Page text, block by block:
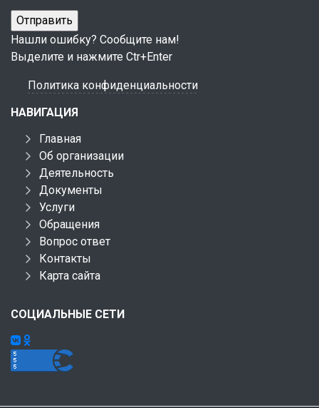
Нашли ошибку? Сообщите нам!
Выделите и нажмите Ctr+Enter
Политика конфиденциальности
НАВИГАЦИЯ
Главная
Об организации
Деятельность
Документы
Услуги
Обращения
Вопрос ответ
Контакты
Карта сайта
СОЦИАЛЬНЫЕ СЕТИ